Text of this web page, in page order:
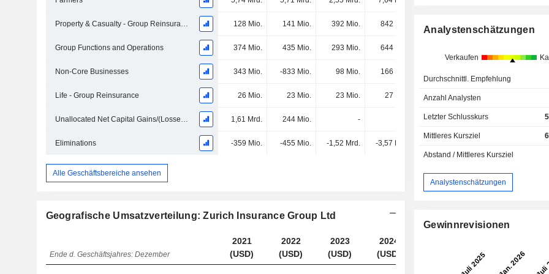
Property & Casualty - Group Reinsurance 128 Mio. 141 Mio. 392 Mio. 842 Mio. 859 Mio.
Group Functions and Operations 374 Mio. 435 Mio. 293 Mio. 644 Mio.
Non-Core Businesses 343 Mio. -833 Mio. 98 Mio. 166 Mio.
Life - Group Reinsurance 26 Mio. 23 Mio. 23 Mio. 27 Mio. 32 Mio.
Unallocated Net Capital Gains/(Losses) on Investments and Impairments, Net of Policyholder Allocation 1,61 Mrd. 244 Mio. - -
Eliminations -359 Mio. -455 Mio. -1,52 Mrd. -3,57 Mrd.
Alle Geschäftsbereiche ansehen
Geografische Umsatzverteilung: Zurich Insurance Group Ltd
Ende d. Geschäftsjahres: Dezember
2021
(USD)
2022
(USD)
2023
(USD)
2024
(USD)
Analystenschätzungen
Verkaufen
Durchschnittl. Empfehlung
Anzahl Analysten
Letzter Schlusskurs
Mittleres Kursziel
Abstand / Mittleres Kursziel
Analystenschätzungen
Gewinnrevisionen